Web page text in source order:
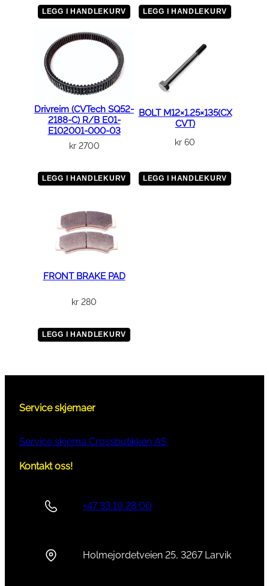
LEGG I HANDLEKURV LEGG I HANDLEKURV
Drivreim (CVTech SQ52-
2188-C) R/B E01-
E102001-000-03
kr2700
LEGG I HANDLEKURV
BOLT M12×1.25×135(CX
CVT)
kr 60
LEGG I HANDLEKURV
FRONT BRAKE PAD
kr 280
LEGG I HANDLEKURV
Service skjemaer
Service skjema Crossbutikken AS
Kontakt oss!
+47 33 19 28 00
Holmejordetveien 25, 3267 Larvik